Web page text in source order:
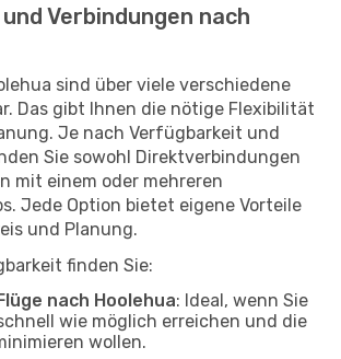
Verbindungen nach
sind über viele verschiedene
Das gibt Ihnen die nötige Flexibilität
Je nach Verfügbarkeit und
Sie sowohl Direktverbindungen
mit einem oder mehreren
Jede Option bietet eigene Vorteile
und Planung.
finden Sie:
nach Hoolehua: Ideal, wenn Sie
wie möglich erreichen und die
wollen.